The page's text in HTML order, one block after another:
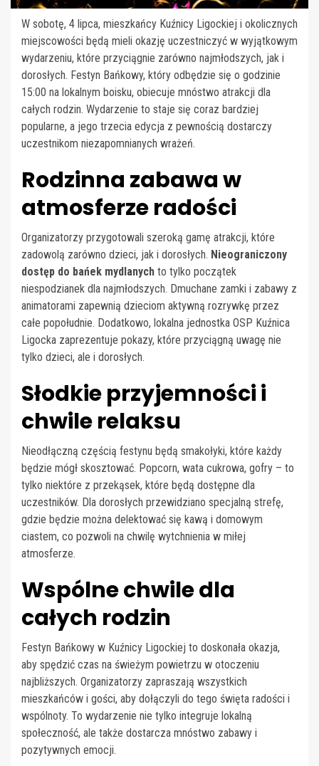
W sobotę, 4 lipca, mieszkańcy Kuźnicy Ligockiej i okolicznych
miejscowości będą mieli okazję uczestniczyć w wyjątkowym
wydarzeniu, które przyciągnie zarówno najmłodszych, jak i
dorosłych. Festyn Bańkowy, który odbędzie się o godzinie
15:00 na lokalnym boisku, obiecuje mnóstwo atrakcji dla
całych rodzin. Wydarzenie to staje się coraz bardziej
popularne, a jego trzecia edycja z pewnością dostarczy
uczestnikom niezapomnianych wrażeń.
Rodzinna zabawa w
atmosferze radości
Organizatorzy przygotowali szeroką gamę atrakcji, które
zadowolą zarówno dzieci, jak i dorosłych. Nieograniczony
dostęp do bańek mydlanych to tylko początek
niespodzianek dla najmłodszych. Dmuchane zamki i zabawy z
animatorami zapewnią dzieciom aktywną rozrywkę przez
całe popołudnie. Dodatkowo, lokalna jednostka OSP Kuźnica
Ligocka zaprezentuje pokazy, które przyciągną uwagę nie
tylko dzieci, ale i dorosłych.
Słodkie przyjemności i
chwile relaksu
Nieodłączną częścią festynu będą smakołyki, które każdy
będzie mógł skosztować. Popcorn, wata cukrowa, gofry – to
tylko niektóre z przekąsek, które będą dostępne dla
uczestników. Dla dorosłych przewidziano specjalną strefę,
gdzie będzie można delektować się kawą i domowym
ciastem, co pozwoli na chwilę wytchnienia w miłej
atmosferze.
Wspólne chwile dla
całych rodzin
Festyn Bańkowy w Kuźnicy Ligockiej to doskonała okazja,
aby spędzić czas na świeżym powietrzu w otoczeniu
najbliższych. Organizatorzy zapraszają wszystkich
mieszkańców i gości, aby dołączyli do tego święta radości i
wspólnoty. To wydarzenie nie tylko integruje lokalną
społeczność, ale także dostarcza mnóstwo zabawy i
pozytywnych emocji.